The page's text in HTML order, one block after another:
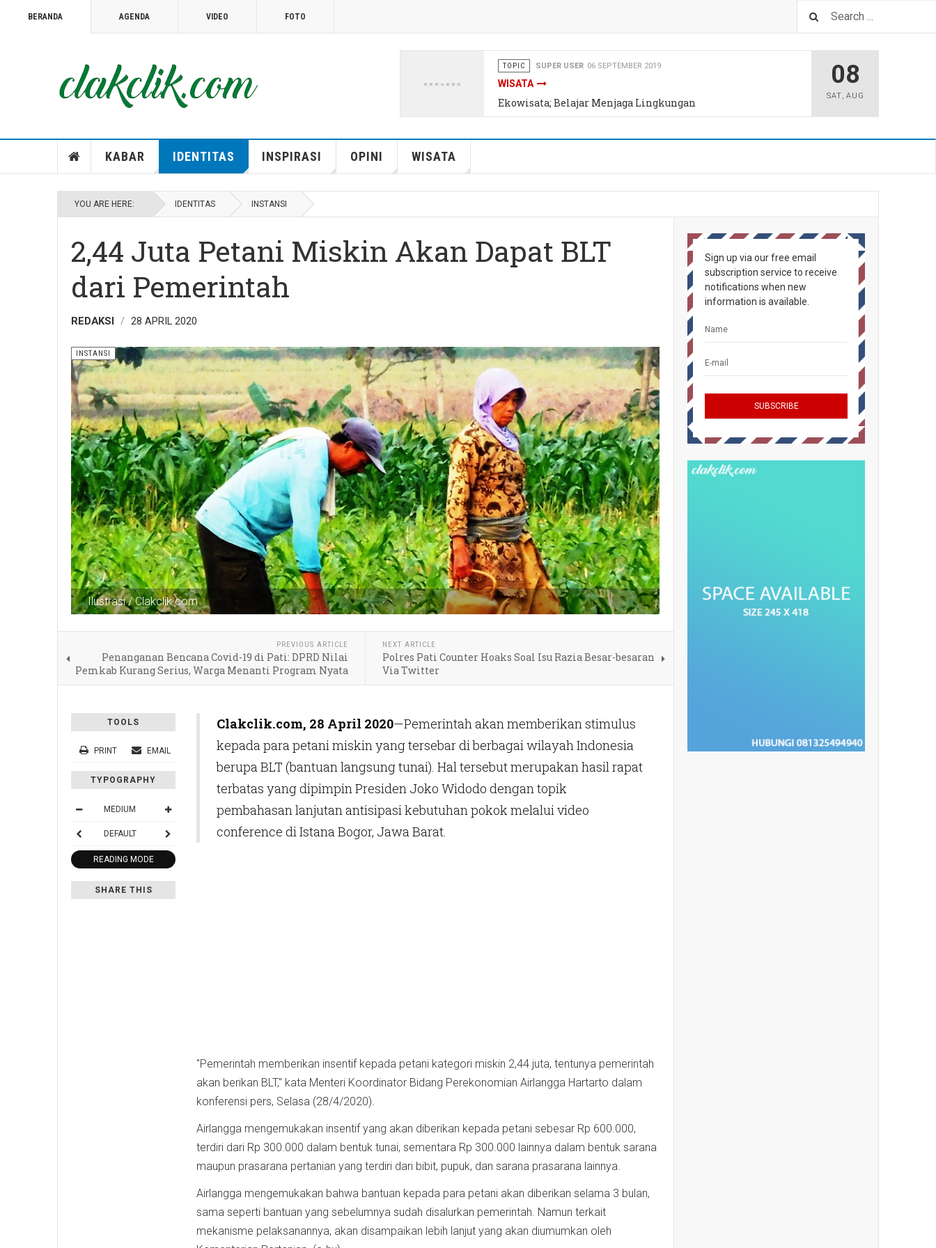
BERANDA AGENDA VIDEO FOTO
SUPER USER 06 SEPTEMBER 2019
WISATA
Ekowisata; Belajar Menjaga Lingkungan
TOPIC REDAKSI 06 SEPTEMBER 2019
INSPIRASI
Awas, Tertipu Hoax Kesehatan
08
SAT, AUG
KABAR IDENTITAS INSPIRASI OPINI WISATA
YOU ARE HERE: IDENTITAS INSTANSI
2,44 Juta Petani Miskin Akan Dapat BLT
dari Pemerintah
REDAKSI 28 APRIL 2020
Ilustrasi / Clakclik.com
INSTANSI
PREVIOUS ARTICLE
Penanganan Bencana Covid-19 di Pati: DPRD Nilai
Pemkab Kurang Serius, Warga Menanti Program Nyata
NEXT ARTICLE
Polres Pati Counter Hoaks Soal Isu Razia Besar-besaran
Via Twitter
TOOLS
PRINT EMAIL
TYPOGRAPHY
MEDIUM
DEFAULT
READING MODE
SHARE THIS
Clakclik.com, 28 April 2020—Pemerintah akan memberikan stimulus
kepada para petani miskin yang tersebar di berbagai wilayah Indonesia
berupa BLT (bantuan langsung tunai). Hal tersebut merupakan hasil rapat
terbatas yang dipimpin Presiden Joko Widodo dengan topik
pembahasan lanjutan antisipasi kebutuhan pokok melalui video
conference di Istana Bogor, Jawa Barat.
"Pemerintah memberikan insentif kepada petani kategori miskin 2,44 juta, tentunya pemerintah
akan berikan BLT," kata Menteri Koordinator Bidang Perekonomian Airlangga Hartarto dalam
konferensi pers, Selasa (28/4/2020).
Airlangga mengemukakan insentif yang akan diberikan kepada petani sebesar Rp 600.000,
terdiri dari Rp 300.000 dalam bentuk tunai, sementara Rp 300.000 lainnya dalam bentuk sarana
maupun prasarana pertanian yang terdiri dari bibit, pupuk, dan sarana prasarana lainnya.
Airlangga mengemukakan bahwa bantuan kepada para petani akan diberikan selama 3 bulan,
sama seperti bantuan yang sebelumnya sudah disalurkan pemerintah. Namun terkait
mekanisme pelaksanannya, akan disampaikan lebih lanjut yang akan diumumkan oleh
Sign up via our free email
subscription service to receive
notifications when new
information is available.